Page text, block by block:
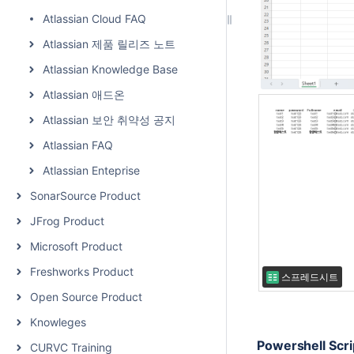
Atlassian Cloud FAQ
Atlassian 제품 릴리즈 노트
Atlassian Knowledge Base
Atlassian 애드온
Atlassian 보안 취약성 공지
Atlassian FAQ
Atlassian Enteprise
SonarSource Product
JFrog Product
Microsoft Product
Freshworks Product
Open Source Product
Knowleges
CURVC Training
스프레드시트
Powershell